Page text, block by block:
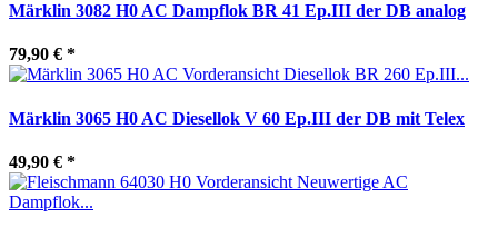
Märklin 3082 H0 AC Dampflok BR 41 Ep.III der DB analog
79,90 € *
Märklin 3065 H0 AC Diesellok V 60 Ep.III der DB mit Telex
49,90 € *